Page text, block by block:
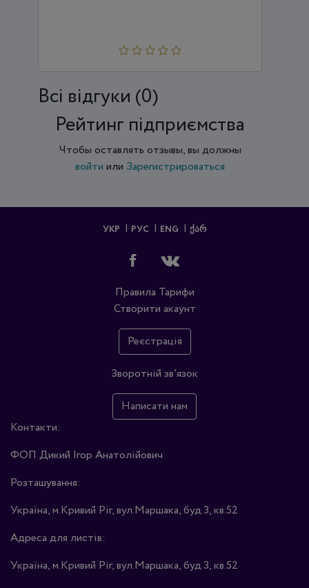
Всi відгуки (0)
Рейтинг підприємства
Чтобы оставлять отзывы, вы должны
войти или Зарегистрироваться
УКР РУС ENG ᲥᲐᲠ
Правила Тарифи
Створити акаунт
Реєстрація
Зворотній зв'язок
Написати нам
Контакти:
ФОП Дикий Ігор Анатолійович
Розташування:
Україна, м.Кривий Ріг, вул.Маршака, буд.3, кв.52
Адреса для листів:
Україна, м.Кривий Ріг, вул.Маршака, буд.3, кв.52